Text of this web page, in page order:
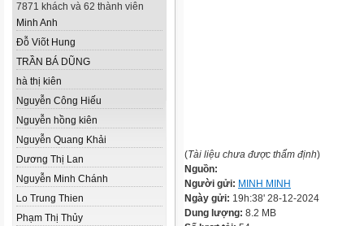
7871 khách và 62 thành viên
Minh Anh
Đỗ Viõt Hung
TRẦN BÁ DŨNG
hà thị kiên
Nguyễn Công Hiếu
Nguyễn hồng kiên
Nguyễn Quang Khải
Dương Thị Lan
Nguyễn Minh Chánh
Lo Trung Thien
Phạm Thị Thủy
(Tài liệu chưa được thẩm định)
Nguồn:
Người gửi: MINH MINH
Ngày gửi: 19h:38' 28-12-2024
Dung lượng: 8.2 MB